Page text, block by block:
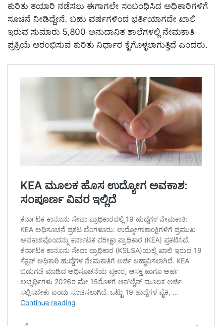
ಕುರಿತು ತಯಾರಿ ನಡೆಸಲು ಈಗಾಗಲೇ ಸಂಬಂಧಿಸಿದ ಅಧಿಕಾರಿಗಳಿಗೆ
ಸೂಚನೆ ನೀಡಿದ್ದೇನೆ. ಬಹು ವರ್ಷಗಳಿಂದ ಭರ್ತಿಯಾಗದೇ ಖಾಲಿ
ಇರುವ ಸುಮಾರು 5,800 ಅನುದಾನಿತ ಶಾಲೆಗಳಲ್ಲಿ ನೇಮಕಾತಿ
ಪ್ರಕ್ರಿಯೆ ಆರಂಭಿಸುವ ಕುರಿತು ನಿರ್ಧಾರ ಕೈಗೊಳ್ಳಲಾಗುತ್ತಿದೆ ಎಂದರು.